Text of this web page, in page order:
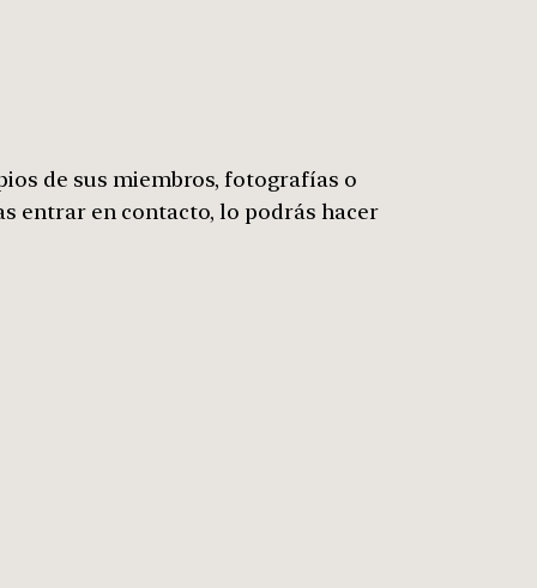
de sus miembros, fotografías o
entrar en contacto, lo podrás hacer